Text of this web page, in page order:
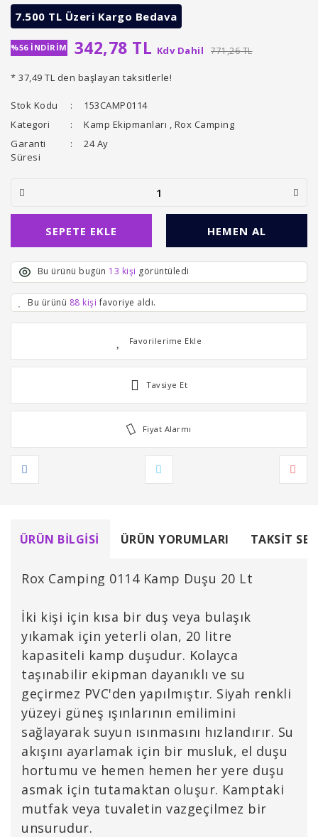
7.500 TL Üzeri Kargo Bedava
%56 İNDİRİM 342,78 TL Kdv Dahil 771,26 TL
* 37,49 TL den başlayan taksitlerle!
Stok Kodu
153CAMP0114
Kategori
Kamp Ekipmanları , Rox Camping
Garanti
Süresi
24 Ay
SEPETE EKLE HEMEN AL
Bu ürünü bugün 13 kişi görüntüledi
Bu ürünü 88 kişi favoriye aldı.
Tavsiye Et
Fiyat Alarmı
ÜRÜN BILGISI ÜRÜN YORUMLARI TAKSIT
Rox Camping 0114 Kamp Duşu 20 Lt
İki kişi için kısa bir duş veya bulaşık
yıkamak için yeterli olan, 20 litre
kapasiteli kamp duşudur. Kolayca
taşınabilir ekipman dayanıklı ve su
geçirmez PVC'den yapılmıştır. Siyah renkli
yüzeyi güneş ışınlarının emilimini
sağlayarak suyun ısınmasını hızlandırır. Su
akışını ayarlamak için bir musluk, el duşu
hortumu ve hemen hemen her yere duşu
asmak için tutamaktan oluşur. Kamptaki
mutfak veya tuvaletin vazgeçilmez bir
unsurudur.